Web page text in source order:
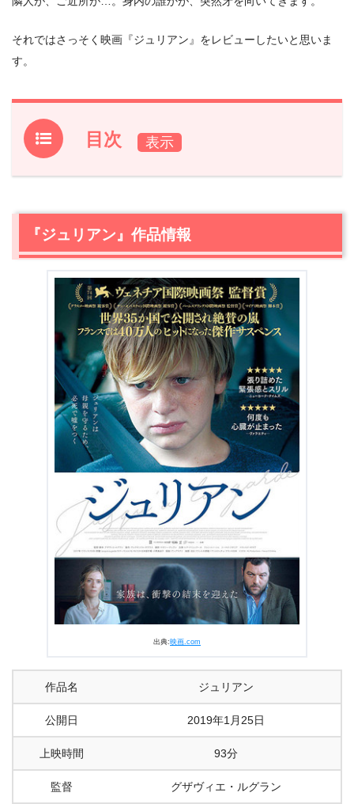
それではさっそく映画『ジュリアン』をレビューしたいと思いま
す。
目次
1.『ジュリアン』作品情報
3. 『ジュリアン』みどころ
4.『ジュリアン』を視聴できる動画配信サービス
【ネタバレ】『ジュリアン』感想レビュー
誰を中心にした物語か？
5.2 子供の視点で表現されている画作り
5.3子役の存在感
『ジュリアン』まとめ
『ジュリアン』作品情報
出典:映画.com
作品名 ジュリアン
公開日 2019年1月25日
上映時間 93分
監督 グザヴィエ・ルグラン